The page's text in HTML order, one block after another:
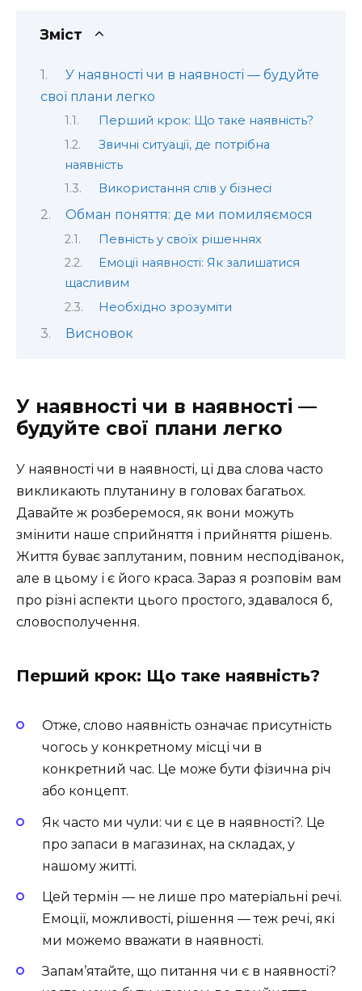
Зміст
У наявності чи в наявності — будуйте
свої плани легко
Перший крок: Що таке наявність?
Звичні ситуації, де потрібна
наявність
Використання слів у бізнесі
Обман поняття: де ми помиляємося
Певність у своїх рішеннях
Емоції наявності: Як залишатися
щасливим
Необхідно зрозуміти
Висновок
У наявності чи в наявності —
будуйте свої плани легко
У наявності чи в наявності, ці два слова часто
викликають плутанину в головах багатьох.
Давайте ж розберемося, як вони можуть
змінити наше сприйняття і прийняття рішень.
Життя буває заплутаним, повним несподіванок,
але в цьому і є його краса. Зараз я розповім вам
про різні аспекти цього простого, здавалося б,
словосполучення.
Перший крок: Що таке наявність?
Отже, слово наявність означає присутність
чогось у конкретному місці чи в
конкретний час. Це може бути фізична річ
або концепт.
Як часто ми чули: чи є це в наявності?. Це
про запаси в магазинах, на складах, у
нашому житті.
Цей термін — не лише про матеріальні речі.
Емоції, можливості, рішення — теж речі, які
ми можемо вважати в наявності.
Запам’ятайте, що питання чи є в наявності?